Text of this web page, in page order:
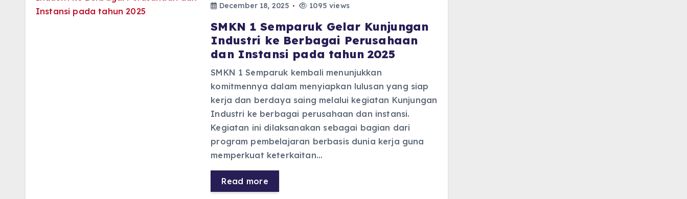
December 18, 2025
1095 views
SMKN 1 Semparuk Gelar Kunjungan
Industri ke Berbagai Perusahaan
dan Instansi pada tahun 2025
SMKN 1 Semparuk kembali menunjukkan
komitmennya dalam menyiapkan lulusan yang siap
kerja dan berdaya saing melalui kegiatan Kunjungan
Industri ke berbagai perusahaan dan instansi.
Kegiatan ini dilaksanakan sebagai bagian dari
program pembelajaran berbasis dunia kerja guna
memperkuat keterkaitan…
Read more